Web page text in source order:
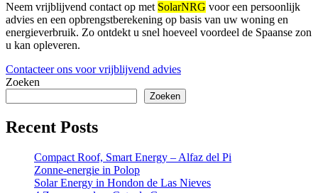
Neem vrijblijvend contact op met SolarNRG voor een persoonlijk
advies en een opbrengstberekening op basis van uw woning en
energieverbruik. Zo ontdekt u snel hoeveel voordeel de Spaanse zon
u kan opleveren.
Contacteer ons voor vrijblijvend advies
Zoeken
Zoeken
Recent Posts
Compact Roof, Smart Energy – Alfaz del Pi
Zonne-energie in Polop
Solar Energy in Hondon de Las Nieves